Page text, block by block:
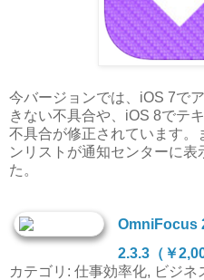
今バージョンでは、 iOS 7で
きない不具合や、iOS 8でテ
不具合が修正されています。
ンリストが通知センターに
た。
OmniFocus
2.3.3（￥
カテゴリ: 仕事効率化, ビジネ